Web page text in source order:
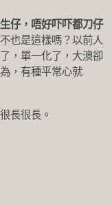
仔，唔好吓吓都刀仔
也是這樣嗎？以前人
，單一化了，大澳卻
，有種平常心就
長很長。